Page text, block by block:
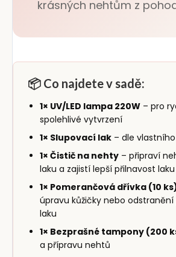
krásných nehtům z
📦 Co najdete v sadě:
1× UV/LED lampa 220W – pro
spolehlivé vytvrzení
1× Slupovací lak – dle
1× Čistič na nehty – připraví
laku a zajistí lepší přilnavost
1× Pomerančová dřívka (10
úpravu kůžičky nebo
laku
1× Bezprašné tampony (200
a přípravu nehtů